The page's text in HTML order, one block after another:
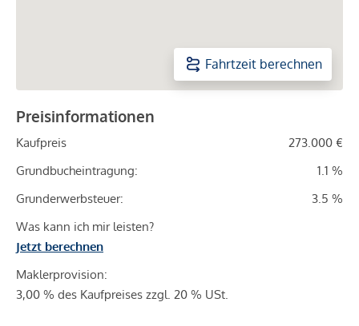
Fahrtzeit berechnen
Preisinformationen
Kaufpreis
273.000 €
Grundbucheintragung:
1.1 %
Grunderwerbsteuer:
3.5 %
Was kann ich mir leisten?
Jetzt berechnen
Maklerprovision:
3,00 % des Kaufpreises zzgl. 20 % USt.